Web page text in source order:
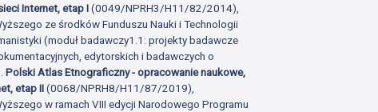
Internet, etap I(0049/NPRH3/H11/82/2014),
ze środków Funduszu Nauki i Technologii
(moduł badawczy1.1: projekty badawcze
edytorskich i badawczych o
Polski Atlas Etnograficzny - opracowanie naukowe,
etap II(0068/NPRH8/H11/87/2019),
w ramach VIII edycji Narodowego Programu